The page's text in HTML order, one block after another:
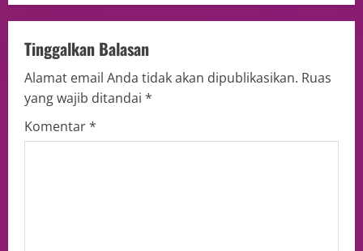
Tinggalkan Balasan
Alamat email Anda tidak akan dipublikasikan. Ruas
yang wajib ditandai *
Komentar*